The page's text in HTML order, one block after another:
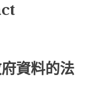
資料的法